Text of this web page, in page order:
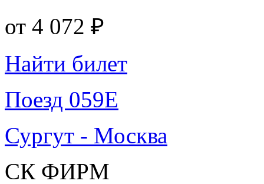
от 4 072 ₽
Найти билет
Поезд 059Е
Сургут - Москва
СК ФИРМ